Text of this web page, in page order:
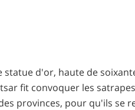
d'or, haute de
fit convoquer les
provinces, pour qu'ils se